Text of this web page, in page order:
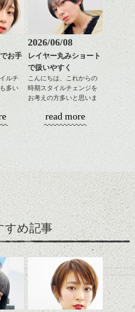
耳だしするとメリハリが
ついて良い感じです。
スタイリングはとても簡
単でワックスやセラムを
全体に手ぐししながら広
げるだけ、
ストレートにしたりクセ
毛を活かしたり、気分で
楽しめるのもいいです
90's後半から2000's前半に
多く見られたいわゆる茶
髪、のアップグレード版
も個人的には良いと思い
ます。
スタイルの事やカラーリ
ングの事などなんでもご
相談して下さい！では
す。
ライ
れく
的な
うで
、
非ご
ット
るの
じで
印象
み合
つけ
きる
す。
でク
おす
の色
する
感調
マで
軽めの前髪で透け感を演
出できるので、
この時期とてもおすすめ
ですよ。
ラーで全体にツヤと透明
質感も綺麗に見せやす
スタイリング方法は全体
をドライした後、
ワックスとオイルを混ぜ
ながらもみこみ、なじま
せます。
質感をかるくととのえな
がら耳かけアレンジする
のも良い感じです。
これからのスタイルチェ
お手
ルチ
多い
これ
すす
イン
にな
トし
がコ
にす
。
2026/06/08
レイヤー丸みショート
で扱いやすく
こんにちは、これからの
時期スタイルチェンジを
お考えの方多いと思いま
コンパクトなフォルムが
グも簡単で良いので朝の
そんなショートカット。
軽めの前髪で透け感を演
出できるので、
この時期とてもおすすめ
ですよ。
ナチュラルなベージュカ
ラーで全体にツヤと透明
感をプラスして
質感も綺麗に見せやす
read more
すめ記事